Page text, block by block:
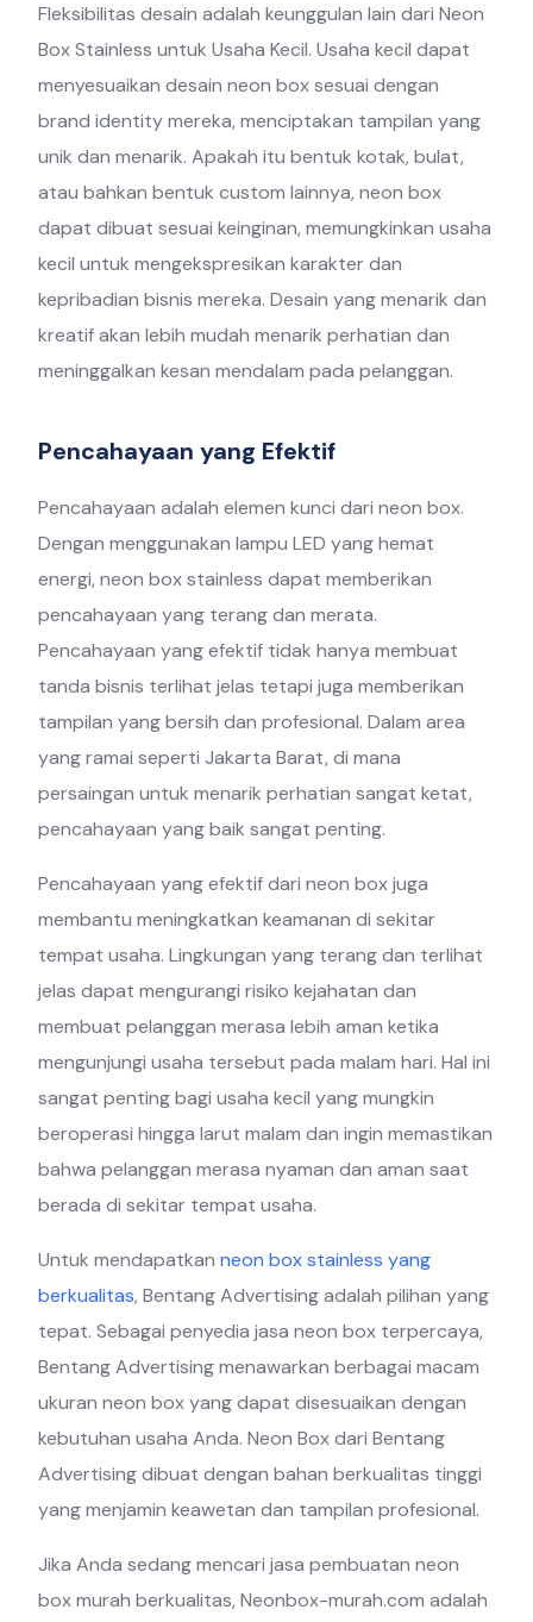
Fleksibilitas desain adalah keunggulan lain dari Neon
Box Stainless untuk Usaha Kecil. Usaha kecil dapat
menyesuaikan desain neon box sesuai dengan
brand identity mereka, menciptakan tampilan yang
unik dan menarik. Apakah itu bentuk kotak, bulat,
atau bahkan bentuk custom lainnya, neon box
dapat dibuat sesuai keinginan, memungkinkan usaha
kecil untuk mengekspresikan karakter dan
kepribadian bisnis mereka. Desain yang menarik dan
kreatif akan lebih mudah menarik perhatian dan
meninggalkan kesan mendalam pada pelanggan.
Pencahayaan yang Efektif
Pencahayaan adalah elemen kunci dari neon box.
Dengan menggunakan lampu LED yang hemat
energi, neon box stainless dapat memberikan
pencahayaan yang terang dan merata.
Pencahayaan yang efektif tidak hanya membuat
tanda bisnis terlihat jelas tetapi juga memberikan
tampilan yang bersih dan profesional. Dalam area
yang ramai seperti Jakarta Barat, di mana
persaingan untuk menarik perhatian sangat ketat,
pencahayaan yang baik sangat penting.
Pencahayaan yang efektif dari neon box juga
membantu meningkatkan keamanan di sekitar
tempat usaha. Lingkungan yang terang dan terlihat
jelas dapat mengurangi risiko kejahatan dan
membuat pelanggan merasa lebih aman ketika
mengunjungi usaha tersebut pada malam hari. Hal ini
sangat penting bagi usaha kecil yang mungkin
beroperasi hingga larut malam dan ingin memastikan
bahwa pelanggan merasa nyaman dan aman saat
berada di sekitar tempat usaha.
Untuk mendapatkanneon box stainless yang
berkualitas, Bentang Advertising adalah pilihan yang
tepat. Sebagai penyedia jasa neon box terpercaya,
Bentang Advertising menawarkan berbagai macam
ukuran neon box yang dapat disesuaikan dengan
kebutuhan usaha Anda. Neon Box dari Bentang
Advertising dibuat dengan bahan berkualitas tinggi
yang menjamin keawetan dan tampilan profesional.
Jika Anda sedang mencari jasa pembuatan neon
box murah berkualitas, Neonbox-murah.com adalah